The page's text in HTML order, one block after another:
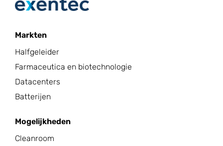
Markten
Halfgeleider
Farmaceutica en biotechnologie
Datacenters
Batterijen
Mogelijkheden
Cleanroom